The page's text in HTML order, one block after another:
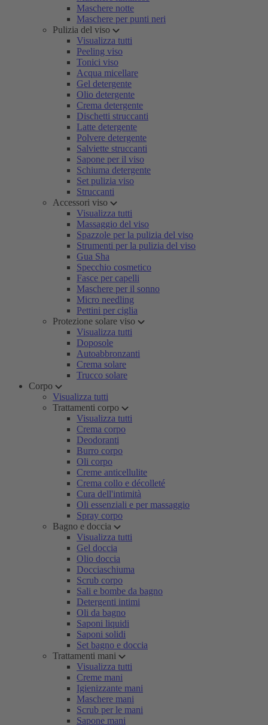
Maschere notte
Maschere per punti neri
Pulizia del viso
Visualizza tutti
Peeling viso
Tonici viso
Acqua micellare
Gel detergente
Olio detergente
Crema detergente
Dischetti struccanti
Latte detergente
Polvere detergente
Salviette struccanti
Sapone per il viso
Schiuma detergente
Set pulizia viso
Struccanti
Accessori viso
Visualizza tutti
Massaggio del viso
Spazzole per la pulizia del viso
Strumenti per la pulizia del viso
Gua Sha
Specchio cosmetico
Fasce per capelli
Maschere per il sonno
Micro needling
Pettini per ciglia
Protezione solare viso
Visualizza tutti
Doposole
Autoabbronzanti
Crema solare
Trucco solare
Corpo
Visualizza tutti
Trattamenti corpo
Visualizza tutti
Crema corpo
Deodoranti
Burro corpo
Oli corpo
Creme anticellulite
Crema collo e décolleté
Cura dell'intimità
Oli essenziali e per massaggio
Spray corpo
Bagno e doccia
Visualizza tutti
Gel doccia
Olio doccia
Docciaschiuma
Scrub corpo
Sali e bombe da bagno
Detergenti intimi
Oli da bagno
Saponi liquidi
Saponi solidi
Set bagno e doccia
Trattamenti mani
Visualizza tutti
Creme mani
Igienizzante mani
Maschere mani
Scrub per le mani
Sapone mani